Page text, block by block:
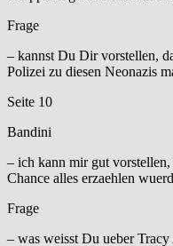
Frage
– kannst Du Dir vorstellen,
Polizei zu diesen Neonazis
Seite 10
Bandini
– ich kann mir gut vorstellen,
Chance alles erzaehlen
Frage
– was weisst Du ueber